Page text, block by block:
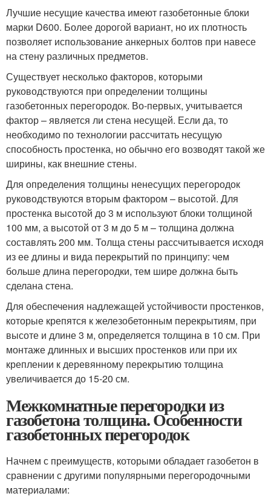
Лучшие несущие качества имеют газобетонные блоки
марки D600. Более дорогой вариант, но их плотность
позволяет использование анкерных болтов при навесе
на стену различных предметов.
Существует несколько факторов, которыми
руководствуются при определении толщины
газобетонных перегородок. Во-первых, учитывается
фактор – является ли стена несущей. Если да, то
необходимо по технологии рассчитать несущую
способность простенка, но обычно его возводят такой же
ширины, как внешние стены.
Для определения толщины ненесущих перегородок
руководствуются вторым фактором – высотой. Для
простенка высотой до 3 м используют блоки толщиной
100 мм, а высотой от 3 м до 5 м – толщина должна
составлять 200 мм. Толща стены рассчитывается исходя
из ее длины и вида перекрытий по принципу: чем
больше длина перегородки, тем шире должна быть
сделана стена.
Для обеспечения надлежащей устойчивости простенков,
которые крепятся к железобетонным перекрытиям, при
высоте и длине 3 м, определяется толщина в 10 см. При
монтаже длинных и высших простенков или при их
креплении к деревянному перекрытию толщина
увеличивается до 15-20 см.
Межкомнатные перегородки из
газобетона толщина. Особенности
газобетонных перегородок
Начнем с преимуществ, которыми обладает газобетон в
сравнении с другими популярными перегородочными
материалами: